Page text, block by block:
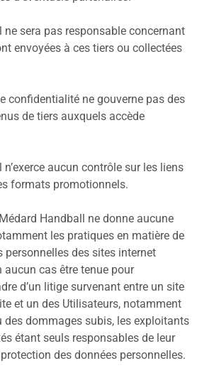
sera pas responsable concernant
envoyées à ces tiers ou collectées
confidentialité ne gouverne pas des
de tiers auxquels accède
aucun contrôle sur les liens
formats promotionnels.
Handball ne donne aucune
les pratiques en matière de
personnelles des sites internet
aucun cas être tenue pour
d’un litige survenant entre un site
et un des Utilisateurs, notamment
des dommages subis, les exploitants
étant seuls responsables de leur
des données personnelles.